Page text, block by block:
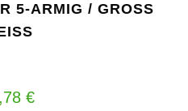
5-ARMIG / GROSS W
€